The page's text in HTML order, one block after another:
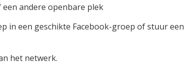
andere openbare plek
in een geschikte Facebook-groep of stuur een
het netwerk.